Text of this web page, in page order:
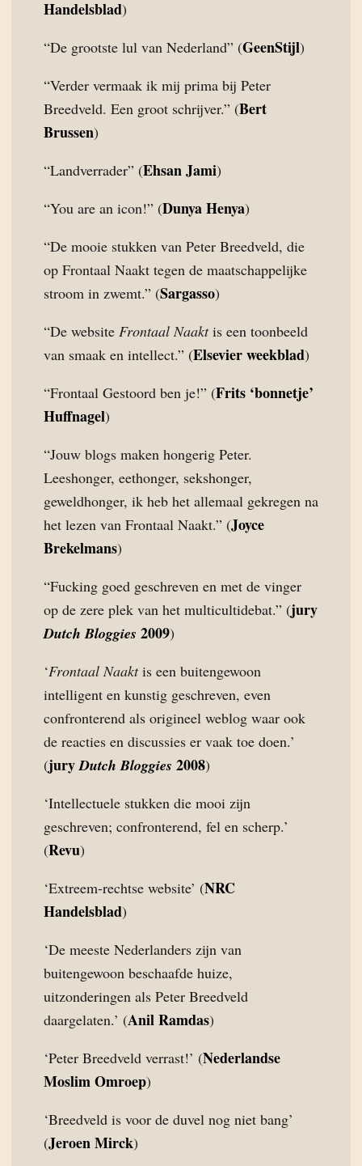
Handelsblad)
“De grootste lul van Nederland” (GeenStijl)
“Verder vermaak ik mij prima bij Peter
Breedveld. Een groot schrijver.” (Bert
Brussen)
“Landverrader” (Ehsan Jami)
“You are an icon!” (Dunya Henya)
“De mooie stukken van Peter Breedveld, die
op Frontaal Naakt tegen de maatschappelijke
stroom in zwemt.” (Sargasso)
“De website Frontaal Naaktis een toonbeeld
van smaak en intellect.” (Elsevier weekblad)
“Frontaal Gestoord ben je!” (Frits ‘bonnetje’
Huffnagel)
“Jouw blogs maken hongerig Peter.
Leeshonger, eethonger, sekshonger,
geweldhonger, ik heb het allemaal gekregen na
het lezen van Frontaal Naakt.” (Joyce
Brekelmans)
“Fucking goed geschreven en met de vinger
op de zere plek van het multicultidebat.” (jury
Dutch Bloggies 2009)
‘Frontaal Naaktis een buitengewoon
intelligent en kunstig geschreven, even
confronterend als origineel weblog waar ook
de reacties en discussies er vaak toe doen.’
(juryDutch Bloggies 2008)
‘Intellectuele stukken die mooi zijn
geschreven; confronterend, fel en scherp.’
(Revu)
‘Extreem-rechtse website’ (NRC
Handelsblad)
‘De meeste Nederlanders zijn van
buitengewoon beschaafde huize,
uitzonderingen als Peter Breedveld
daargelaten.’ (Anil Ramdas)
‘Peter Breedveld verrast!’ (Nederlandse
Moslim Omroep)
‘Breedveld is voor de duvel nog niet bang’
(Jeroen Mirck)